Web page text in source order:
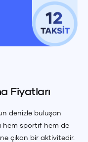
Fiyatları
denizle buluşan
hem sportif hem de
çıkan bir aktivitedir.